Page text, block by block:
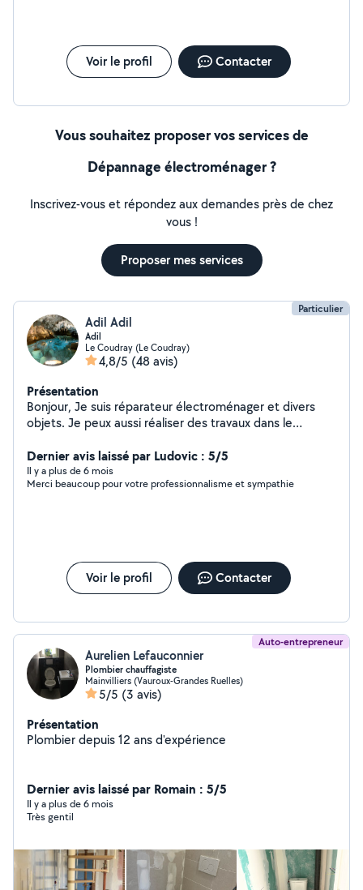
Voir le profil Contacter
Vous souhaitez proposer vos services de
Dépannage électroménager ?
Inscrivez-vous et répondez aux demandes près de chez
vous !
Proposer mes services
Particulier
Adil Adil
Adil
Le Coudray (Le Coudray)
4,8/5 (48 avis)
Présentation
Bonjour, Je suis réparateur électroménager et divers
objets. Je peux aussi réaliser des travaux dans le
Dernier avis laissé par Ludovic : 5/5
Il y a plus de 6 mois
Merci beaucoup pour votre professionnalisme et sympathie
Voir le profil Contacter
Auto-entrepreneur
Aurelien Lefauconnier
Plombier chauffagiste
Mainvilliers (Vauroux-Grandes Ruelles)
5/5 (3 avis)
Présentation
Plombier depuis 12 ans d'expérience
Dernier avis laissé par Romain : 5/5
Il y a plus de 6 mois
Très gentil